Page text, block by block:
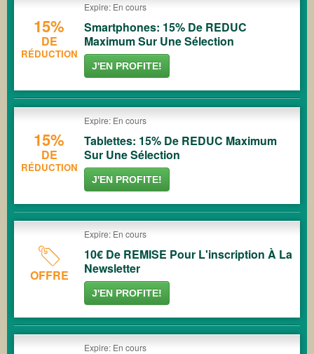
15%
DE
RÉDUCTION
Expire: En cours
Smartphones: 15% De REDUC
Maximum Sur Une Sélection
J'EN PROFITE!
15%
DE
RÉDUCTION
Expire: En cours
Tablettes: 15% De REDUC Maximum
Sur Une Sélection
J'EN PROFITE!
OFFRE
Expire: En cours
10€ De REMISE Pour L'inscription À La
Newsletter
J'EN PROFITE!
Expire: En cours